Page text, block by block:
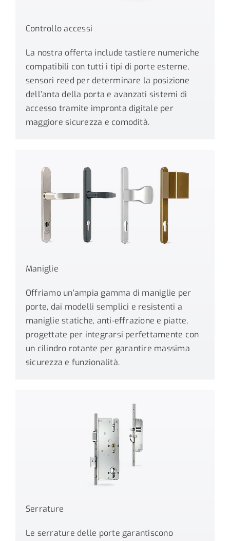
Controllo accessi
La nostra offerta include tastiere numeriche
compatibili con tutti i tipi di porte esterne,
sensori reed per determinare la posizione
dell’anta della porta e avanzati sistemi di
accesso tramite impronta digitale per
maggiore sicurezza e comodità.
Maniglie
Offriamo un’ampia gamma di maniglie per
porte, dai modelli semplici e resistenti a
maniglie statiche, anti-effrazione e piatte,
progettate per integrarsi perfettamente con
un cilindro rotante per garantire massima
sicurezza e funzionalità.
Serrature
Le serrature delle porte garantiscono